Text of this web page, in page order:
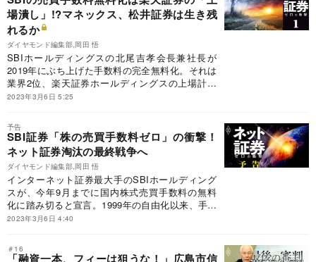
場潰し」!?マネックス、松井証券は生き残
れるか
ダイヤモンド編集部,岡田 悟
SBIホールディングスの北尾吉孝会長兼社長が
2019年にぶち上げた手数料の完全無料化。それは
業界2位、楽天証券ホールディングスの上場計画
にも直撃する。マネックスグループや松井証券ら
可能なのか。
2023年3月6日 5:25
予告
SBI証券「株の売買手数料ゼロ」の衝撃！
ネット証券淘汰の最終戦争へ
ダイヤモンド編集部,岡田 悟
インターネット証券最大手のSBIホールディング
スが、今年9月までに国内株式売買手数料の無料
化に踏み切ると宣言。1999年の自由化以来、手数
料の値下げ競争を繰り広げてきた業界において、
なり得るのか。そしてライバル各社に対抗策はあ
2023年3月6日 4:40
＃16
「融資一本、フィーは狙うな！」広島市信